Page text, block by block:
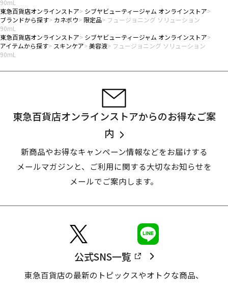
90mL
東急百貨店オンラインストア
シブヤビューティージャム オンラインストア
ブランドから探す
カネボウ 限定品
フュージョニング ソリューション
90mL
東急百貨店オンラインストア
シブヤビューティージャム オンラインストア
アイテムから探す
スキンケア 美容液
フュージョニング ソリューション
90mL
東急百貨店オンラインストアからのお得なご案
内
新商品やお得なキャンペーン情報などをお届けする
メールマガジンと、
ご利用に関する大切なお知らせを
メールでご案内します。
公式SNS一覧
東急百貨店の最新のトピックスやオトクな商品、